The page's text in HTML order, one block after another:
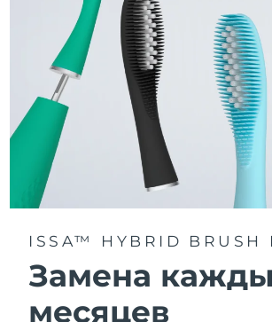
Получите доступ к индивидуальным
чистки через приложение FOREO For
ISSA™ HYBRID BRUSH
Замена
месяцев